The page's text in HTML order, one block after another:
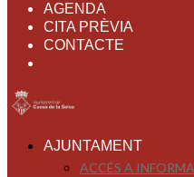
AGENDA
CITA PRÈVIA
CONTACTE
AJUNTAMENT
ACCÉS A